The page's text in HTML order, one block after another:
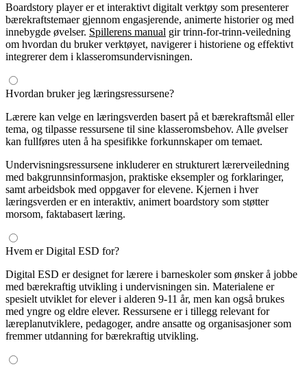
Boardstory player er et interaktivt digitalt verktøy som presenterer
bærekraftstemaer gjennom engasjerende, animerte historier og med
innebygde øvelser. Spillerens manual gir trinn-for-trinn-veiledning
om hvordan du bruker verktøyet, navigerer i historiene og effektivt
integrerer dem i klasseromsundervisningen.
Hvordan bruker jeg læringsressursene?
Lærere kan velge en læringsverden basert på et bærekraftsmål eller
tema, og tilpasse ressursene til sine klasseromsbehov. Alle øvelser
kan fullføres uten å ha spesifikke forkunnskaper om temaet.
Undervisningsressursene inkluderer en strukturert lærerveiledning
med bakgrunnsinformasjon, praktiske eksempler og forklaringer,
samt arbeidsbok med oppgaver for elevene. Kjernen i hver
læringsverden er en interaktiv, animert boardstory som støtter
morsom, faktabasert læring.
Hvem er Digital ESD for?
Digital ESD er designet for lærere i barneskoler som ønsker å jobbe
med bærekraftig utvikling i undervisningen sin. Materialene er
spesielt utviklet for elever i alderen 9-11 år, men kan også brukes
med yngre og eldre elever. Ressursene er i tillegg relevant for
læreplanutviklere, pedagoger, andre ansatte og organisasjoner som
fremmer utdanning for bærekraftig utvikling.